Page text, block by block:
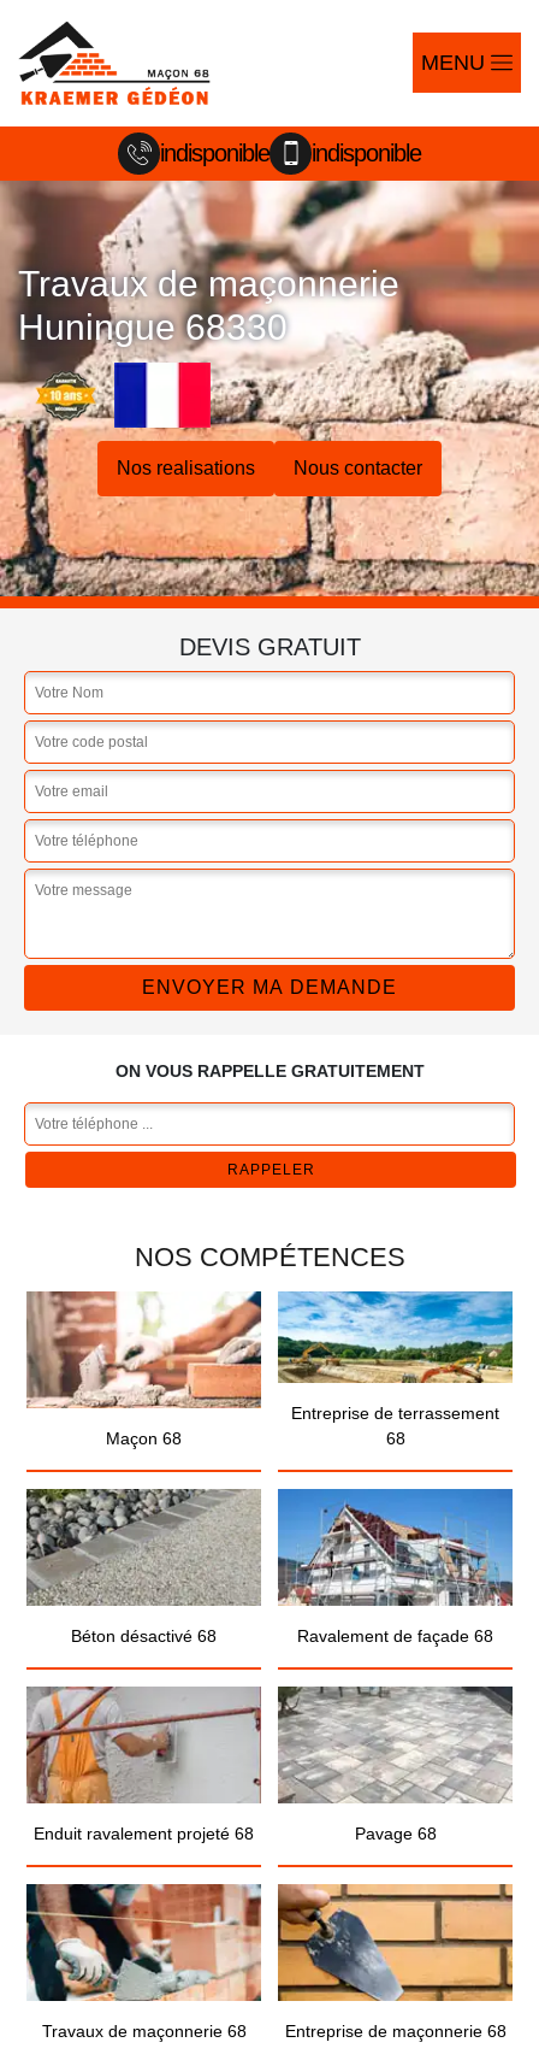
MENU
indisponible indisponible
Travaux de maçonnerie
Huningue 68330
Nos realisations Nous contacter
DEVIS GRATUIT
ON VOUS RAPPELLE GRATUITEMENT
NOS COMPÉTENCES
Maçon 68
Entreprise de terrassement
68
Béton désactivé 68 Ravalement de façade 68
Enduit ravalement projeté 68 Pavage 68
Travaux de maçonnerie 68 Entreprise de maçonnerie 68